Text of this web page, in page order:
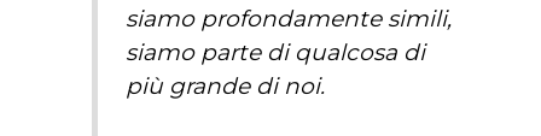
siamo profondamente simili,
siamo parte di qualcosa di
più grande di noi.